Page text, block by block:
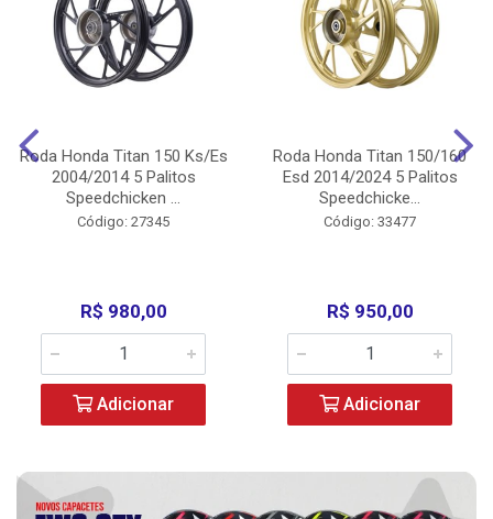
Roda Honda Titan 150 Ks/Es
2004/2014 5 Palitos
Speedchicken ...
Código: 27345
R$ 980,00
Adicionar
Roda Honda Titan 150/160
Esd 2014/2024 5 Palitos
Speedchicke...
Código: 33477
R$ 950,00
Adicionar